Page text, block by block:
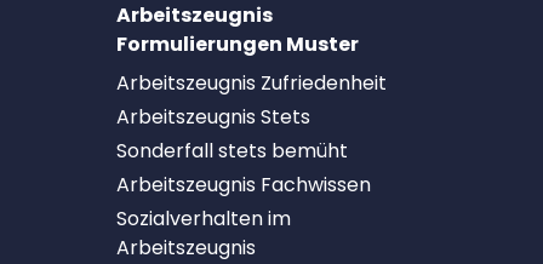
Arbeitszeugnis
Formulierungen Muster
Arbeitszeugnis Zufriedenheit
Arbeitszeugnis Stets
Sonderfall stets bemüht
Arbeitszeugnis Fachwissen
Sozialverhalten im
Arbeitszeugnis